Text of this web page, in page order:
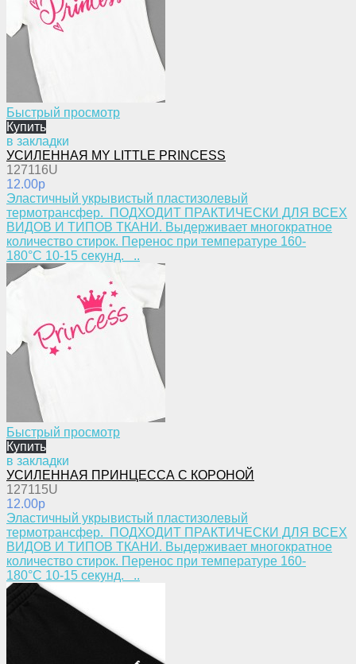
Быстрый просмотр
Купить
в закладки
УСИЛЕННАЯ MY LITTLE PRINCESS
127116U
12.00p
​Эластичный укрывистый пластизолевый
термотрансфер. ПОДХОДИТ ПРАКТИЧЕСКИ ДЛЯ ВСЕХ
ВИДОВ И ТИПОВ ТКАНИ. Выдерживает многократное
количество стирок. Перенос при температуре 160-
180°С 10-15 секунд. ..
Быстрый просмотр
Купить
в закладки
УСИЛЕННАЯ ПРИНЦЕССА С КОРОНОЙ
127115U
12.00p
​Эластичный укрывистый пластизолевый
термотрансфер. ПОДХОДИТ ПРАКТИЧЕСКИ ДЛЯ ВСЕХ
ВИДОВ И ТИПОВ ТКАНИ. Выдерживает многократное
количество стирок. Перенос при температуре 160-
180°С 10-15 секунд. ..